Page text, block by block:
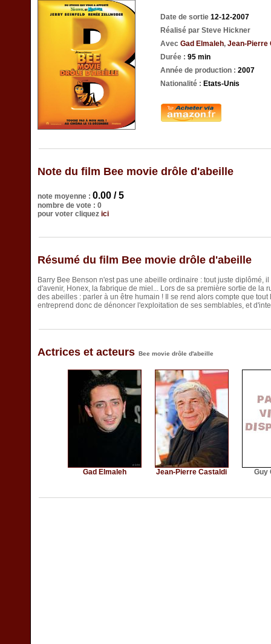
Date de sortie 12-12-2007
Réalisé par Steve Hickner
Avec Gad Elmaleh, Jean-Pierre
Durée : 95 min
Année de production : 2007
Nationalité : Etats-Unis
Note du film Bee movie drôle d'abeille
note moyenne : 0.00 / 5
nombre de vote : 0
pour voter cliquez ici
Résumé du film Bee movie drôle d'abeille
Barry Bee Benson n'est pas une abeille ordinaire : tout juste diplômé,
d'avenir, Honex, la fabrique de miel... Lors de sa première sortie de la
des abeilles : parler à un être humain ! Il se rend alors compte que
entreprend donc de dénoncer l'exploitation de ses semblables, et
Actrices et acteurs Bee movie drôle d'abeille
Gad Elmaleh Jean-Pierre Castaldi Guy